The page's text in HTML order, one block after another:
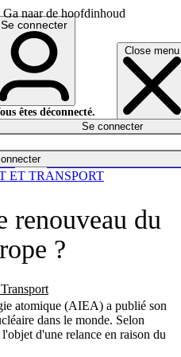
Ga naar de hoofdinhoud
Close menu
English
Deutsch
Se connecter
êtes déconnecté.
Se connecter
renouveau du
?
atomique (AIEA) a publié son
dans le monde. Selon
d'une relance en raison du
ET TRANSPORT